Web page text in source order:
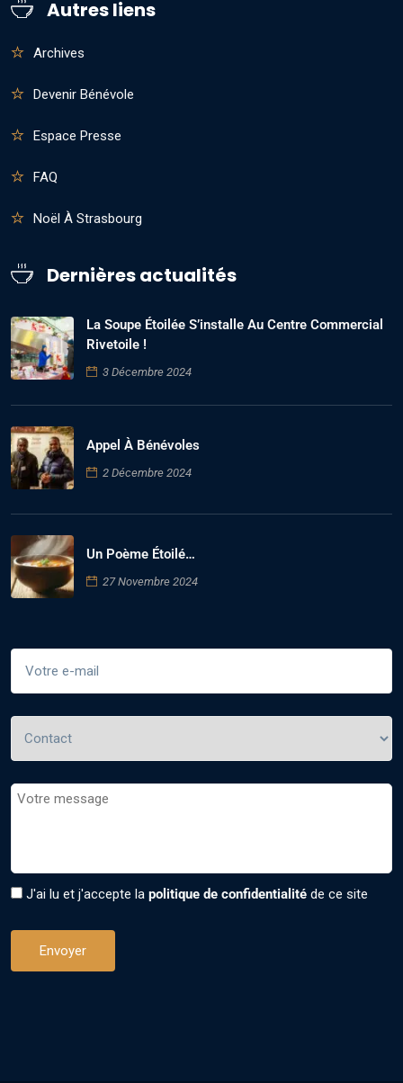
Autres liens
Archives
Devenir Bénévole
Espace Presse
FAQ
Noël À Strasbourg
Dernières actualités
La Soupe Étoilée S’installe Au Centre Commercial
Rivetoile !
3 Décembre 2024
Appel À Bénévoles
2 Décembre 2024
Un Poème Étoilé…
27 Novembre 2024
J'ai lu et j'accepte la politique de confidentialité de ce site